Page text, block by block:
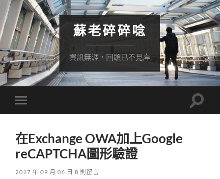
蘇老碎碎唸
資訊無涯，回頭已不見岸
Toggle
mobile
Toggle
在Exchange OWA加上Google
reCAPTCHA圖形驗證
2017 年 09 月 06 日 8 則留言